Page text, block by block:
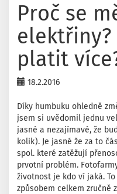
Proč se
elektřiny?
platit
18.2.2016
Díky humbuku ohledně
jsem si uvědomil jednu
jasné a nezajímavé, že
kolik). Je jasné že za to
spol. které zatěžují
prvotní problém.
životnost je kdo ví jaká.
způsobem celkem zručně